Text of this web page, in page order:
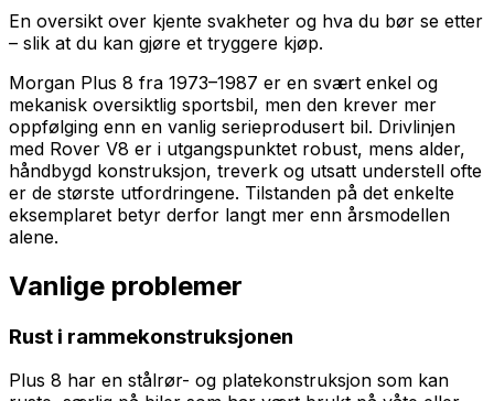
En oversikt over kjente svakheter og hva du bør se etter
– slik at du kan gjøre et tryggere kjøp.
Morgan Plus 8 fra 1973–1987 er en svært enkel og
mekanisk oversiktlig sportsbil, men den krever mer
oppfølging enn en vanlig serieprodusert bil. Drivlinjen
med Rover V8 er i utgangspunktet robust, mens alder,
håndbygd konstruksjon, treverk og utsatt understell ofte
er de største utfordringene. Tilstanden på det enkelte
eksemplaret betyr derfor langt mer enn årsmodellen
alene.
Vanlige problemer
Rust i rammekonstruksjonen
Plus 8 har en stålrør- og platekonstruksjon som kan